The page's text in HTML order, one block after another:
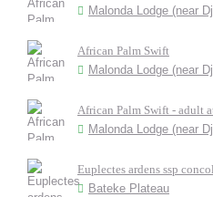
Malonda Lodge (near
African Palm Swift
Malonda Lodge (near
African Palm Swift - adult
Malonda Lodge (near
Euplectes ardens ssp
Bateke Plateau